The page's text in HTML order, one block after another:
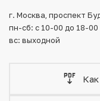
г. Москва, проспект
пн-сб: с 10-00 до 18-00
вс: выходной